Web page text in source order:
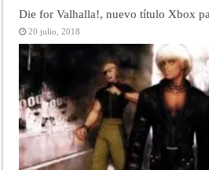
Die for Valhalla!, nuevo título Xbox
20 julio, 2018